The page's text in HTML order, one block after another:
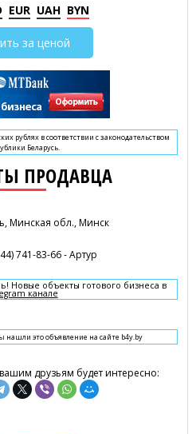
EUR UAH BYN
за ценой
рублях в соответствии с законодательством
Беларусь.
ПРОДАВЦА
Минская обл., Минск
741-83-66 - Артур
Новые объекты готового бизнеса в
канале
нашли это объявление на сайте b4y.by
друзьям будет интересно: